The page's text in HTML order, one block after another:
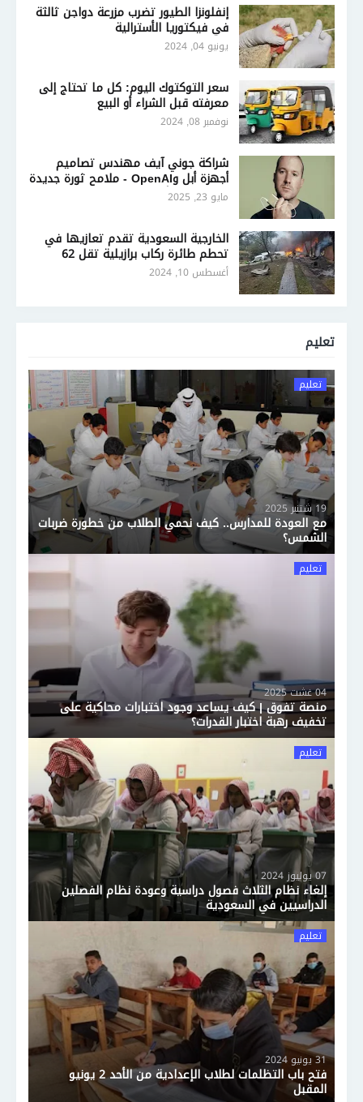
إنفلونزا الطيور تضرب مزرعة دواجن ثالثة
في فيكتوريا الأسترالية
يونيو 04, 2024
سعر التوكتوك اليوم: كل ما تحتاج إلى
معرفته قبل الشراء أو البيع
نوفمبر 08, 2024
شراكة جوني آيف مهندس تصاميم
أجهزة أبل وOpenAI - ملامح ثورة جديدة
في تصميم أجهزة الذكاء الاصطناعي
مايو 23, 2025
الخارجية السعودية تقدم تعازيها في
تحطم طائرة ركاب برازيلية تقل 62
شخصًا
أغسطس 10, 2024
تعليم
تعليم
19 شتنبر 2025
مع العودة للمدارس.. كيف نحمي الطلاب من خطورة ضربات
الشمس؟
تعليم
04 غشت 2025
منصة تفوق | كيف يساعد وجود اختبارات محاكية على
تخفيف رهبة اختبار القدرات؟
تعليم
07 يوليوز 2024
إلغاء نظام الثلاث فصول دراسية وعودة نظام الفصلين
الدراسيين في السعودية
تعليم
31 يونيو 2024
فتح باب التظلمات لطلاب الإعدادية من الأحد 2 يونيو
المقبل